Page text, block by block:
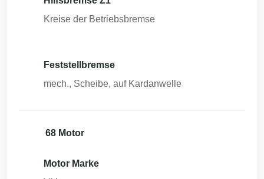
Kreise der Betriebsbremse
Feststellbremse
mech., Scheibe, auf Kardanwelle
68 Motor
Motor Marke